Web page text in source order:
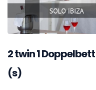
2 twin1Doppelbett
(s)